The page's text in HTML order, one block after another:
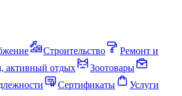
Строительство
Ремонт и
активный отдых
Зоотовары
Сертификаты
Услуги